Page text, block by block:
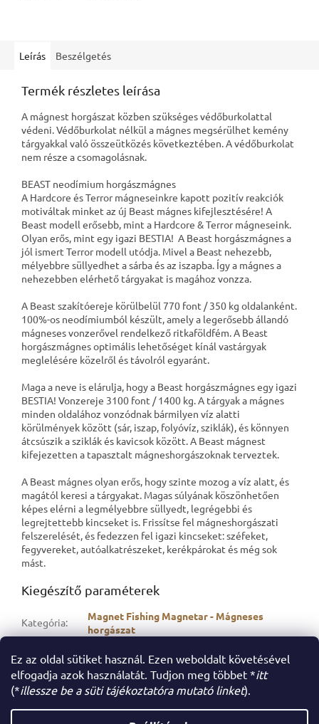
Ez az oldal sütiket használ. Ezen weboldalt követésével
elfogadja azok használatát. Tudjon meg többet *itt
(*illessze be a süti tájékoztatóra mutató linket).
Leírás Beszélgetés
Termék részletes leírása
A mágnest horgászat közben szükséges védőburkolattal
védeni. Védőburkolat nélkül a mágnes megsérülhet kemény
tárgyakkal való összeütközés következtében. A védőburkolat
nem része a csomagolásnak.
BEAST neodímium horgászmágnes
A Hardcore és Terror mágneseinkre kapott pozitív reakciók
motiváltak minket az új Beast mágnes kifejlesztésére! A
Beast modell erősebb, mint a Hardcore & Terror mágneseink.
Olyan erős, mint egy igazi BESTIA! A Beast horgászmágnes a
jól ismert Terror modell utódja. Mivel a Beast nehezebb,
mélyebbre süllyedhet a sárba és az iszapba. Így a mágnes a
nehezebben elérhető tárgyakat is magához vonzza.
A Beast szakítóereje körülbelül 770 font / 350 kg oldalanként.
100%-os neodímiumból készült, amely a legerősebb állandó
mágneses vonzerővel rendelkező ritkaföldfém. A Beast
horgászmágnes optimális lehetőséget kínál vastárgyak
meglelésére közelről és távolról egyaránt.
Maga a neve is elárulja, hogy a Beast horgászmágnes egy igazi
BESTIA! Vonzereje 3100 font / 1400 kg. A tárgyak a mágnes
minden oldalához vonzódnak bármilyen víz alatti
körülmények között (sár, iszap, folyóvíz, sziklák), és könnyen
átcsúszik a sziklák és kavicsok között. A Beast mágnest
kifejezetten a tapasztalt mágneshorgászoknak terveztek.
A Beast mágnes olyan erős, hogy szinte mozog a víz alatt, és
magától keresi a tárgyakat. Magas súlyának köszönhetően
képes elérni a legmélyebbre süllyedt, legrégebbi és
legrejtettebb kincseket is. Frissítse fel mágneshorgászati
felszerelését, és fedezzen fel igazi kincseket: széfeket,
fegyvereket, autóalkatrészeket, kerékpárokat és még sok
mást.
Kiegészítő paraméterek
Kategória:
Magnet Fishing Magnetar - Mágneses
horgászat
vonalkód:
7434643161188